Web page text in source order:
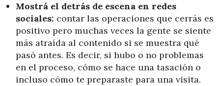
Mostrá el detrás de escena en redes
sociales: contar las operaciones que cerrás es
positivo pero muchas veces la gente se siente
más atraída al contenido si se muestra qué
pasó antes. Es decir, si hubo o no problemas
en el proceso, cómo se hace una tasación o
incluso cómo te preparaste para una visita.